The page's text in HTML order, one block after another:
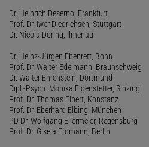
Dr. Heinrich Deserno, Frankfurt
Prof. Dr. Iwer Diedrichsen, Stuttgart
Dr. Nicola Döring, Ilmenau
Dr. Heinz-Jürgen Ebenrett, Bonn
Prof. Dr. Walter Edelmann, Braunschweig
Dr. Walter Ehrenstein, Dortmund
Dipl.-Psych. Monika Eigenstetter, Sinzing
Prof. Dr. Thomas Elbert, Konstanz
Prof. Dr. Eberhard Elbing, München
PD Dr. Wolfgang Ellermeier, Regensburg
Prof. Dr. Gisela Erdmann, Berlin